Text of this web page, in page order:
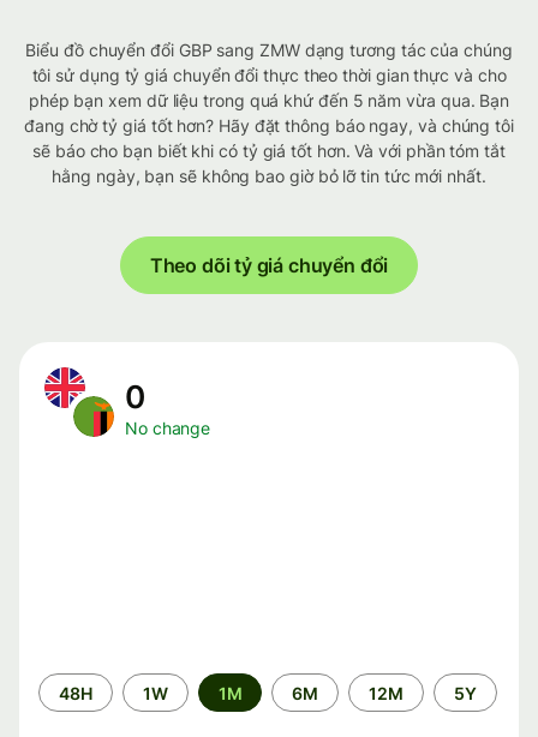
Biểu đồ chuyển đổi GBP sang ZMW dạng tương tác của chúng
tôi sử dụng tỷ giá chuyển đổi thực theo thời gian thực và cho
phép bạn xem dữ liệu trong quá khứ đến 5 năm vừa qua. Bạn
đang chờ tỷ giá tốt hơn? Hãy đặt thông báo ngay, và chúng tôi
sẽ báo cho bạn biết khi có tỷ giá tốt hơn. Và với phần tóm tắt
hằng ngày, bạn sẽ không bao giờ bỏ lỡ tin tức mới nhất.
Theo dõi tỷ giá chuyển đổi
0
No change
Time
period
48H 1W 1M 6M 12M 5Y